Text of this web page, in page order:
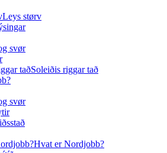
Leys størv
svør
Soleiðis riggar tað
svør
Hvat er Nordjobb?